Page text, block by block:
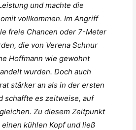
und machte die
vollkommen. Im Angriff
freie Chancen oder 7-Meter
die von Verena Schnur
Hoffmann wie gewohnt
wurden. Doch auch
stärker an als in der ersten
schaffte es zeitweise, auf
Zu diesem Zeitpunkt
kühlen Kopf und ließ